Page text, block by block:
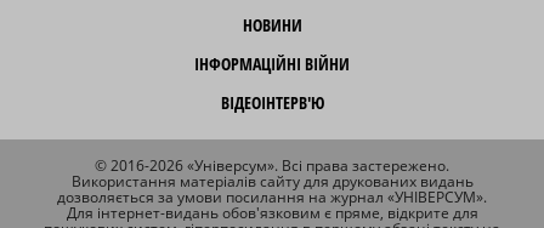
НОВИНИ
ІНФОРМАЦІЙНІ ВІЙНИ
ВІДЕОІНТЕРВ'Ю
© 2016-2026 «Універсум». Всі права застережено.
Використання матеріалів сайту для друкованих видань
дозволяється за умови посилання на журнал «УНІВЕРСУМ».
Для інтернет-видань обов'язковим є пряме, відкрите для